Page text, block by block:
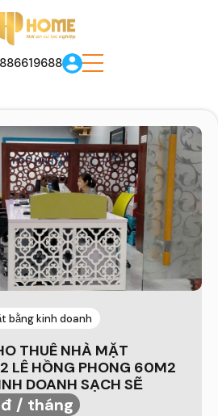
bằng kinh doanh
THUÊ NHÀ MẶT
LÊ HỒNG PHONG 60M2
DOANH SẠCH SẼ
/ tháng